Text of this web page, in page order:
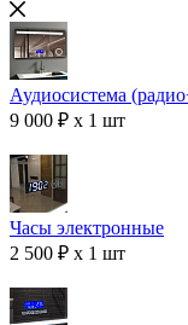
Аудиосистема
9 000 ₽ x 1 шт
Часы электронные
2 500 ₽ x 1 шт